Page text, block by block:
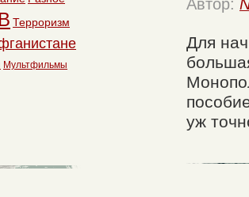
Автор:
Для
уж
Терроризм
Мультфильмы